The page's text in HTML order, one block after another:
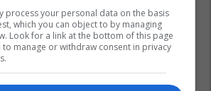
Çifti i ri nga Zvicra zhvendoset
në Kosovë dhe hap kamping
familjar: "Nuk jemi penduar
process your personal data on the basis
which you can object to by managing
Look for a link at the bottom of this page
to manage or withdraw consent in privacy